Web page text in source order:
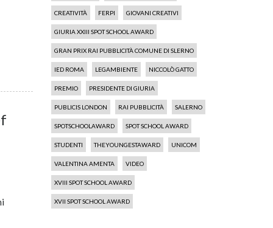
CREATIVITÀ FERPI GIOVANI CREATIVI
GIURIA XXIII SPOT SCHOOL AWARD
GRAN PRIX RAI PUBBLICITÀ COMUNE DI SLERNO
IED ROMA LEGAMBIENTE NICCOLÒ GATTO
PREMIO PRESIDENTE DI GIURIA
PUBLICIS LONDON RAI PUBBLICITÀ SALERNO
SPOTSCHOOLAWARD SPOT SCHOOL AWARD
STUDENTI THEYOUNGESTAWARD UNICOM
VALENTINA AMENTA VIDEO
XVIII SPOT SCHOOL AWARD
XVII SPOT SCHOOL AWARD